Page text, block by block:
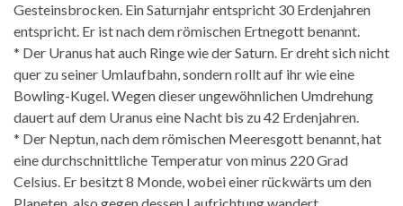
Gesteinsbrocken. Ein Saturnjahr entspricht 30 Erdenjahren
entspricht. Er ist nach dem römischen Ertnegott benannt.
* Der Uranus hat auch Ringe wie der Saturn. Er dreht sich nicht
quer zu seiner Umlaufbahn, sondern rollt auf ihr wie eine
Bowling-Kugel. Wegen dieser ungewöhnlichen Umdrehung
dauert auf dem Uranus eine Nacht bis zu 42 Erdenjahren.
* Der Neptun, nach dem römischen Meeresgott benannt, hat
eine durchschnittliche Temperatur von minus 220 Grad
Celsius. Er besitzt 8 Monde, wobei einer rückwärts um den